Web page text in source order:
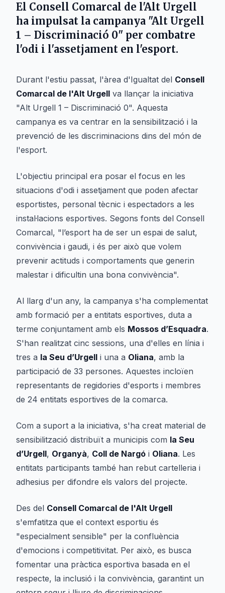
El Consell Comarcal de l'Alt Urgell
ha impulsat la campanya "Alt Urgell
1 – Discriminació 0" per combatre
l'odi i l'assetjament en l'esport.
Durant l'estiu passat, l'àrea d'Igualtat del Consell
Comarcal de l'Alt Urgell va llançar la iniciativa
"Alt Urgell 1 – Discriminació 0". Aquesta
campanya es va centrar en la sensibilització i la
prevenció de les discriminacions dins del món de
l'esport.
L'objectiu principal era posar el focus en les
situacions d'odi i assetjament que poden afectar
esportistes, personal tècnic i espectadors a les
instal·lacions esportives. Segons fonts del Consell
Comarcal, "l’esport ha de ser un espai de salut,
convivència i gaudi, i és per això que volem
prevenir actituds i comportaments que generin
malestar i dificultin una bona convivència".
Al llarg d'un any, la campanya s'ha complementat
amb formació per a entitats esportives, duta a
terme conjuntament amb els Mossos d’Esquadra.
S'han realitzat cinc sessions, una d'elles en línia i
tres a la Seu d’Urgell i una a Oliana, amb la
participació de 33 persones. Aquestes incloïen
representants de regidories d'esports i membres
de 24 entitats esportives de la comarca.
Com a suport a la iniciativa, s'ha creat material de
sensibilització distribuït a municipis com la Seu
d’Urgell, Organyà, Coll de Nargó i Oliana. Les
entitats participants també han rebut cartelleria i
adhesius per difondre els valors del projecte.
Des del Consell Comarcal de l'Alt Urgell
s'emfatitza que el context esportiu és
"especialment sensible" per la confluència
d'emocions i competitivitat. Per això, es busca
fomentar una pràctica esportiva basada en el
respecte, la inclusió i la convivència, garantint un